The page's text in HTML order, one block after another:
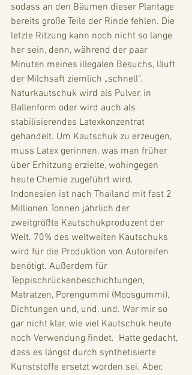
sodass an den Bäumen dieser Plantage
bereits große Teile der Rinde fehlen. Die
letzte Ritzung kann noch nicht so lange
her sein, denn, während der paar
Minuten meines illegalen Besuchs, läuft
der Milchsaft ziemlich „schnell“.
Naturkautschuk wird als Pulver, in
Ballenform oder wird auch als
stabilisierendes Latexkonzentrat
gehandelt. Um Kautschuk zu erzeugen,
muss Latex gerinnen, was man früher
über Erhitzung erzielte, wohingegen
heute Chemie zugeführt wird.
Indonesien ist nach Thailand mit fast 2
Millionen Tonnen jährlich der
zweitgrößte Kautschukproduzent der
Welt. 70% des weltweiten Kautschuks
wird für die Produktion von Autoreifen
benötigt. Außerdem für
Teppischrückenbeschichtungen,
Matratzen, Porengummi (Moosgummi),
Dichtungen und, und, und. War mir so
gar nicht klar, wie viel Kautschuk heute
noch Verwendung findet.  Hatte gedacht,
dass es längst durch synthetisierte
Kunststoffe ersetzt worden sei. Aber,